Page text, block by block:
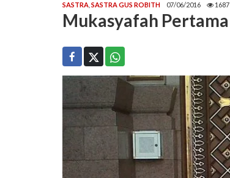
SASTRA SASTRA GUS ROBITH 07/06/2016 1687
Mukasyafah Pertama